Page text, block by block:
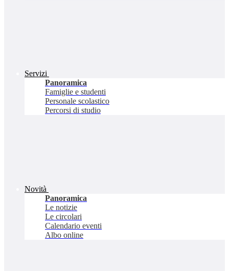
Servizi
Panoramica
Famiglie e studenti
Personale scolastico
Percorsi di studio
Novità
Panoramica
Le notizie
Le circolari
Calendario eventi
Albo online